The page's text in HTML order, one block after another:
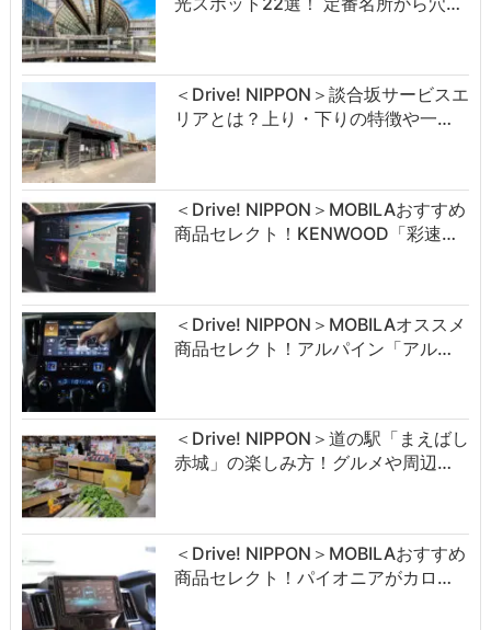
＜Drive! NIPPON＞談合坂サービスエ
リアとは？上り・下りの特徴や一…
＜Drive! NIPPON＞MOBILAおすすめ
商品セレクト！KENWOOD「彩速…
＜Drive! NIPPON＞MOBILAオススメ
商品セレクト！アルパイン「アル…
＜Drive! NIPPON＞道の駅「まえばし
赤城」の楽しみ方！グルメや周辺…
＜Drive! NIPPON＞MOBILAおすすめ
商品セレクト！パイオニアがカロ…